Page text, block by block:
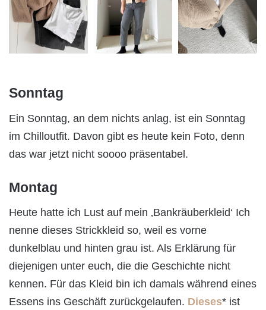
Sonntag
Ein Sonntag, an dem nichts anlag, ist ein Sonntag
im Chilloutfit. Davon gibt es heute kein Foto, denn
das war jetzt nicht soooo präsentabel.
Montag
Heute hatte ich Lust auf mein ‚Bankräuberkleid‘ Ich
nenne dieses Strickkleid so, weil es vorne
dunkelblau und hinten grau ist. Als Erklärung für
diejenigen unter euch, die die Geschichte nicht
kennen. Für das Kleid bin ich damals während eines
Essens ins Geschäft zurückgelaufen. Dieses* ist